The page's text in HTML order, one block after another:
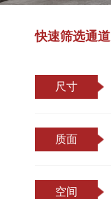
快速筛选通道
尺寸
质面
空间